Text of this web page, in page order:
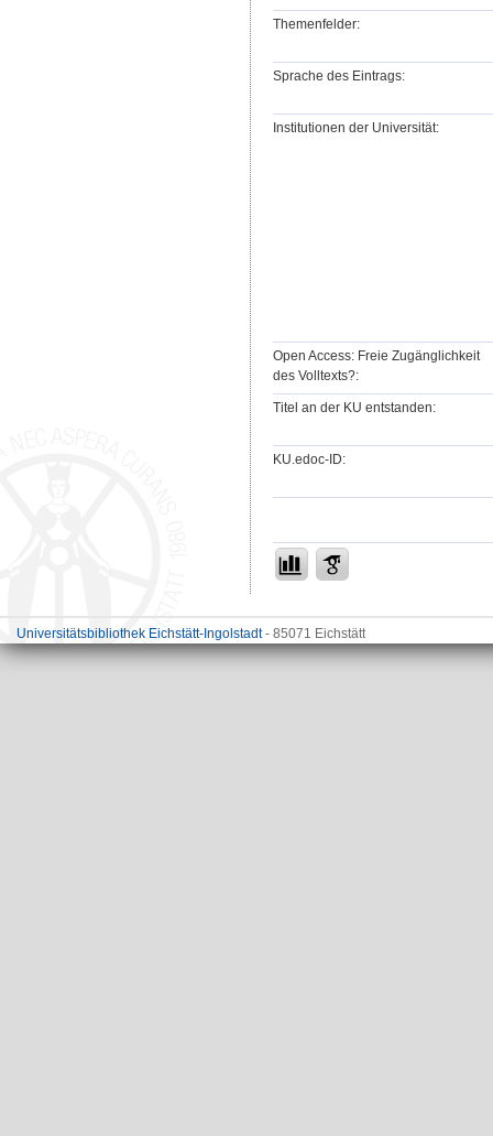
Themenfelder:
Sprache des Eintrags:
Institutionen der Universität:
Open Access: Freie Zugänglichkeit
des Volltexts?:
Titel an der KU entstanden:
KU.edoc-ID:
Universitätsbibliothek Eichstätt-Ingolstadt- 85071 Eichstätt